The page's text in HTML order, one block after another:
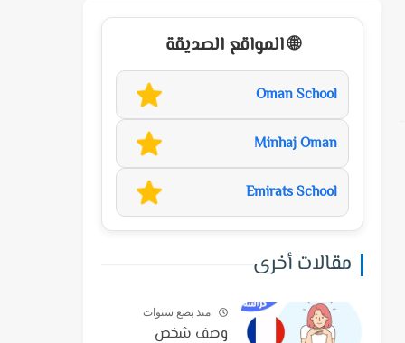
🌐 المواقع الصديقة
Oman School
Minhaj Oman
Emirats School
مقالات أخرى
منذ بضع سنوات
وصف شخص